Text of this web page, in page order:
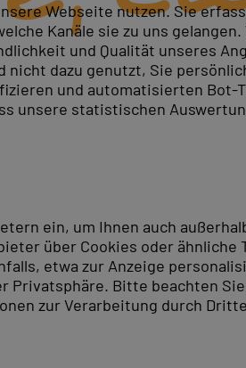
Webseite nutzen. Sie
Kanäle sie zu uns
und Qualität unseres
dazu genutzt, Sie
und automatisierten Bot-
unsere statistischen
ein, um Ihnen auch
über Cookies oder
etwa zur Anzeige
Privatsphäre. Bitte beachten
zur Verarbeitung durch